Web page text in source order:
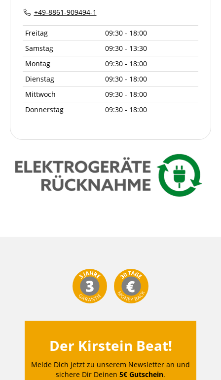
+49-8861-909494-1
Freitag
09:30 - 18:00
Samstag
09:30 - 13:30
Montag
09:30 - 18:00
Dienstag
09:30 - 18:00
Mittwoch
09:30 - 18:00
Donnerstag
09:30 - 18:00
Der Kirstein Beat!
Melde Dich jetzt zu unserem Newsletter an und
sichere Dir Deinen 5€ Gutschein.